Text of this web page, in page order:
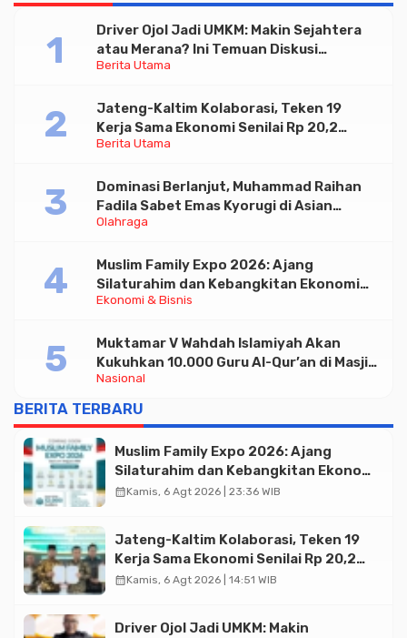
Berita Utama
Driver Ojol Jadi UMKM: Makin Sejahtera
atau Merana? Ini Temuan Diskusi
Paramadina
Berita Utama
Jateng-Kaltim Kolaborasi, Teken 19
Kerja Sama Ekonomi Senilai Rp 20,2
Triliun
Olahraga
Dominasi Berlanjut, Muhammad Raihan
Fadila Sabet Emas Kyorugi di Asian
Taekwondo Indonesia Open 2026
Ekonomi & Bisnis
Muslim Family Expo 2026: Ajang
Silaturahim dan Kebangkitan Ekonomi
Halal di Jakarta
Nasional
Muktamar V Wahdah Islamiyah Akan
Kukuhkan 10.000 Guru Al-Qur’an di Masjid
Istiqlal
BERITA TERBARU
Muslim Family Expo 2026: Ajang
Silaturahim dan Kebangkitan Ekonomi
Halal di Jakarta
calendar_monthKamis, 6 Agt 2026 | 23:36 WIB
Jateng-Kaltim Kolaborasi, Teken 19
Kerja Sama Ekonomi Senilai Rp 20,2
Triliun
calendar_monthKamis, 6 Agt 2026 | 14:51 WIB
Driver Ojol Jadi UMKM: Makin